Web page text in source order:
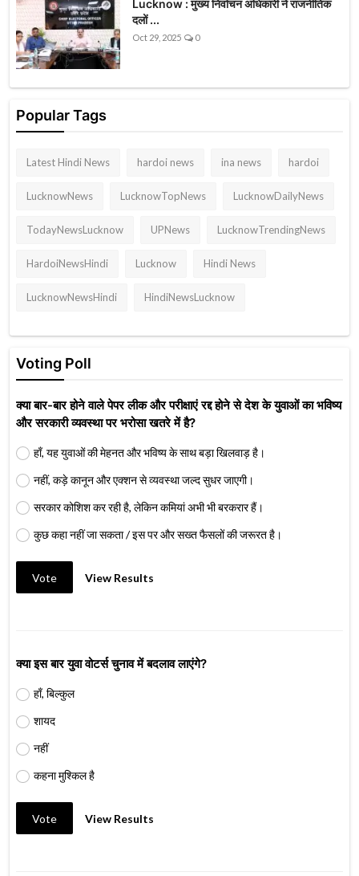
Lucknow : मुख्य निर्वाचन अधिकारी ने राजनीतिक
दलों ...
Oct 29, 2025 0
Popular Tags
Latest Hindi News hardoi news ina news hardoi
LucknowNews LucknowTopNews LucknowDailyNews
TodayNewsLucknow UPNews LucknowTrendingNews
HardoiNewsHindi Lucknow Hindi News
LucknowNewsHindi HindiNewsLucknow
Voting Poll
क्या बार-बार होने वाले पेपर लीक और परीक्षाएं रद्द होने से देश के युवाओं का भविष्य
और सरकारी व्यवस्था पर भरोसा खतरे में है?
हाँ, यह युवाओं की मेहनत और भविष्य के साथ बड़ा खिलवाड़ है।
नहीं, कड़े कानून और एक्शन से व्यवस्था जल्द सुधर जाएगी।
सरकार कोशिश कर रही है, लेकिन कमियां अभी भी बरकरार हैं।
कुछ कहा नहीं जा सकता / इस पर और सख्त फैसलों की जरूरत है।
Vote View Results
क्या इस बार युवा वोटर्स चुनाव में बदलाव लाएंगे?
हाँ, बिल्कुल
शायद
नहीं
कहना मुश्किल है
Vote View Results